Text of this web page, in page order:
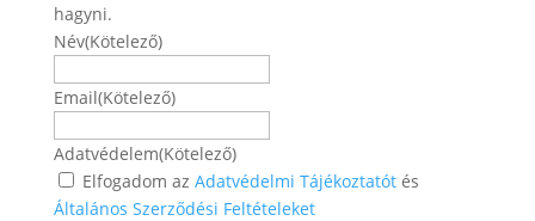
hagyni.
Név(Kötelező)
Email(Kötelező)
Adatvédelem(Kötelező)
Elfogadom az Adatvédelmi Tájékoztatótés
Általános Szerződési Feltételeket